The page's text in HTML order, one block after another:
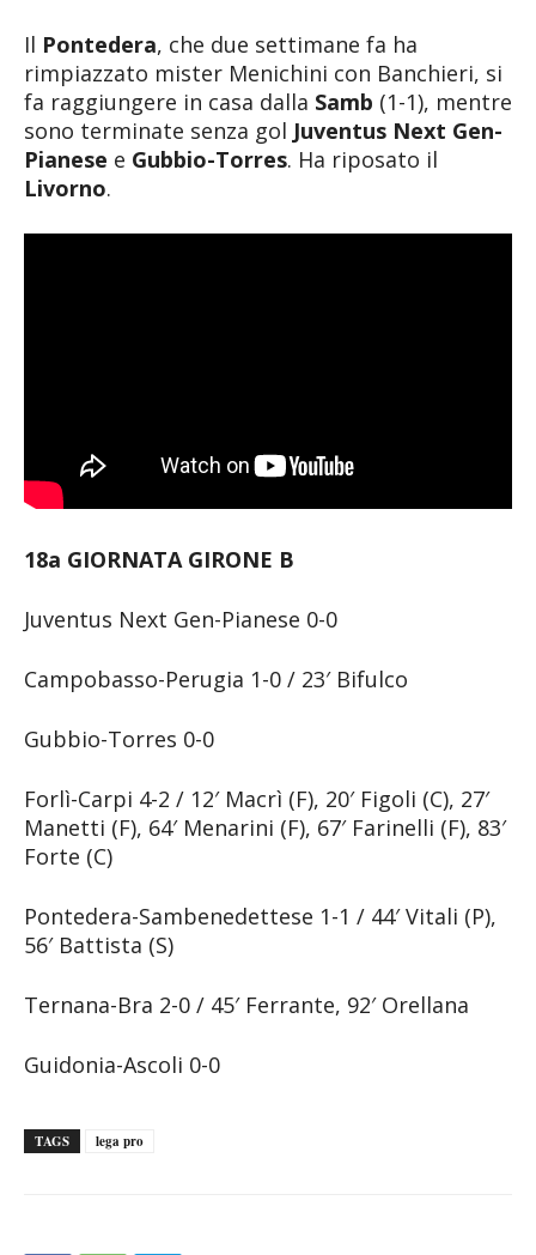
Il Pontedera, che due settimane fa ha
rimpiazzato mister Menichini con Banchieri, si
fa raggiungere in casa dalla Samb (1-1), mentre
sono terminate senza gol Juventus Next Gen-
Pianese e Gubbio-Torres. Ha riposato il
Livorno.
18a GIORNATA GIRONE B
Juventus Next Gen-Pianese 0-0
Campobasso-Perugia 1-0 / 23′ Bifulco
Gubbio-Torres 0-0
Forlì-Carpi 4-2 / 12′ Macrì (F), 20′ Figoli (C), 27′
Manetti (F), 64′ Menarini (F), 67′ Farinelli (F), 83′
Forte (C)
Pontedera-Sambenedettese 1-1 / 44′ Vitali (P),
56′ Battista (S)
Ternana-Bra 2-0 / 45′ Ferrante, 92′ Orellana
Guidonia-Ascoli 0-0
TAGS lega pro